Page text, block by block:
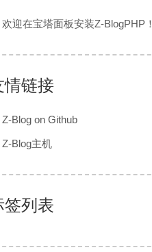
欢迎在宝塔面板安装Z-BlogPHP！
情链接
Z-Blog on Github
Z-Blog主机
签列表